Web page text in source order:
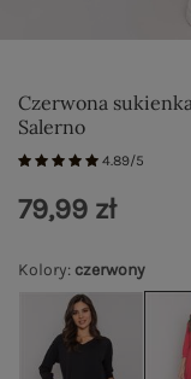
Czerwona
Salerno
4.89/5
Kolory: czerwony
79,99 zł